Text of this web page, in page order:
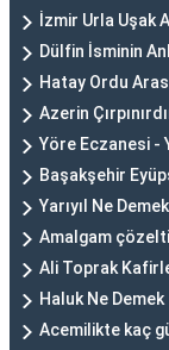
İzmir Urla Uşak
Dülfin İsminin
Hatay Ordu
Azerin
Yöre Eczanesi -
Başakşehir
Yarıyıl Ne Demek
Amalgam çözelti
Ali Toprak
Haluk Ne Demek
Acemilikte kaç